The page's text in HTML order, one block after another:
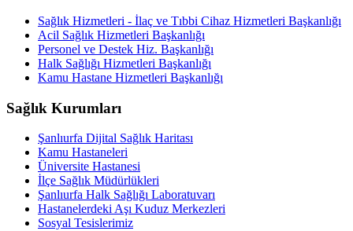
Sağlık Hizmetleri - İlaç ve Tıbbi Cihaz Hizmetleri Başkanlığı
Acil Sağlık Hizmetleri Başkanlığı
Personel ve Destek Hiz. Başkanlığı
Halk Sağlığı Hizmetleri Başkanlığı
Kamu Hastane Hizmetleri Başkanlığı
Sağlık Kurumları
Şanlıurfa Dijital Sağlık Haritası
Kamu Hastaneleri
Üniversite Hastanesi
İlçe Sağlık Müdürlükleri
Şanlıurfa Halk Sağlığı Laboratuvarı
Hastanelerdeki Aşı Kuduz Merkezleri
Sosyal Tesislerimiz